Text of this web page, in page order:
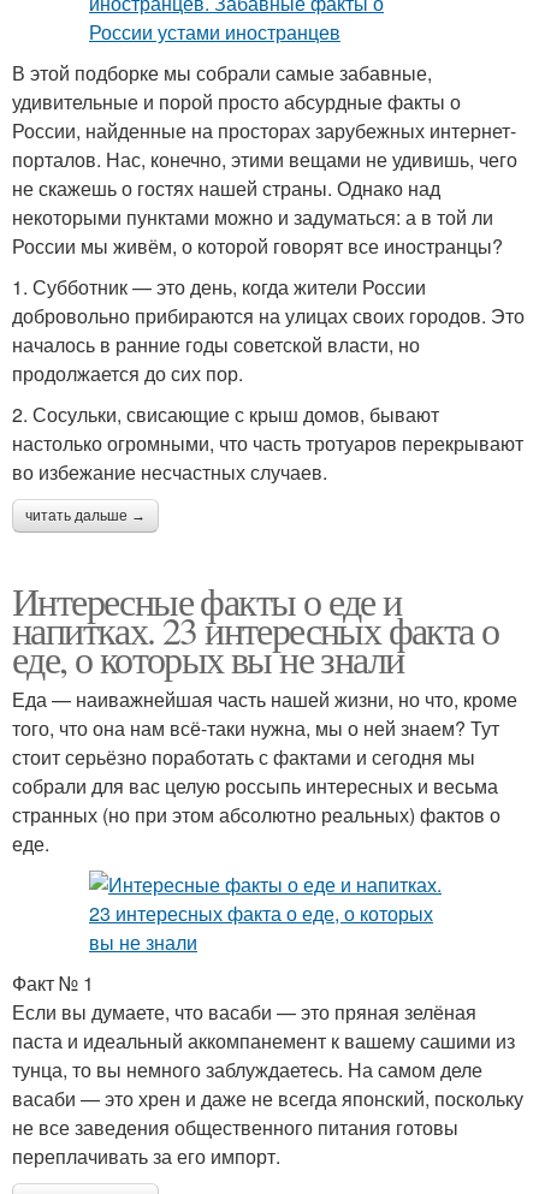
В этой подборке мы собрали самые забавные,
удивительные и порой просто абсурдные факты о
России, найденные на просторах зарубежных интернет-
порталов. Нас, конечно, этими вещами не удивишь, чего
не скажешь о гостях нашей страны. Однако над
некоторыми пунктами можно и задуматься: а в той ли
России мы живём, о которой говорят все иностранцы?
1. Субботник — это день, когда жители России
добровольно прибираются на улицах своих городов. Это
началось в ранние годы советской власти, но
продолжается до сих пор.
2. Сосульки, свисающие с крыш домов, бывают
настолько огромными, что часть тротуаров перекрывают
во избежание несчастных случаев.
читать дальше →
Интересные факты о еде и
напитках. 23 интересных факта о
еде, о которых вы не знали
Еда — наиважнейшая часть нашей жизни, но что, кроме
того, что она нам всё-таки нужна, мы о ней знаем? Тут
стоит серьёзно поработать с фактами и сегодня мы
собрали для вас целую россыпь интересных и весьма
странных (но при этом абсолютно реальных) фактов о
еде.
Факт № 1
Если вы думаете, что васаби — это пряная зелёная
паста и идеальный аккомпанемент к вашему сашими из
тунца, то вы немного заблуждаетесь. На самом деле
васаби — это хрен и даже не всегда японский, поскольку
не все заведения общественного питания готовы
переплачивать за его импорт.